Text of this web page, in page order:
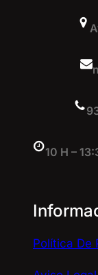
10 H –
Política De